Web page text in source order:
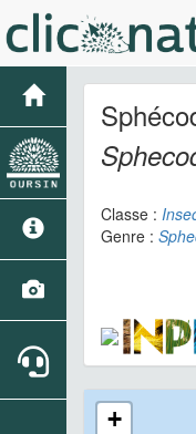
Classe :
Genre :
+